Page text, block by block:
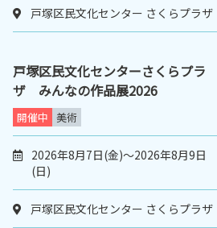
戸塚区民文化センター さくらプラザ
戸塚区民文化センターさくらプラ
ザ みんなの作品展2026
開催中 美術
2026年8月7日(金)～2026年8月9日
(日)
戸塚区民文化センター さくらプラザ